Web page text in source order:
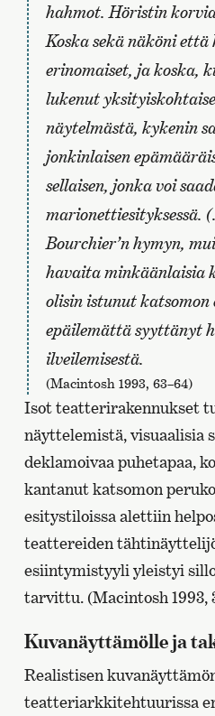
hahmot. Höristin
Koska sekä näköni
erinomaiset, ja koska,
lukenut
näytelmästä, kykenin
jonkinlaisen
sellaisen, jonka voi
marionettiesityksessä.
Bourchier’n hymyn,
havaita minkäänlaisia
olisin istunut katsomon
epäilemättä syyttänyt
ilveilemisestä.
(Macintosh 1993, 63–64)
Isot teatterirakennukset
näyttelemistä, visuaalisia
deklamoivaa puhetapaa,
kantanut katsomon
esitystiloissa alettiin
teattereiden
esiintymistyyli yleistyi
tarvittu. (Macintosh 1993,
Kuvanäyttämölle ja
Realistisen
teatteriarkkitehtuurissa